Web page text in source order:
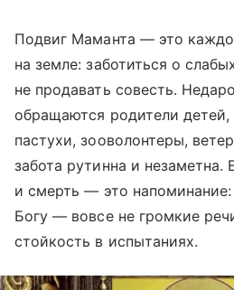
Подвиг Маманта — это
на земле: заботиться о
не продавать совесть.
обращаются родители
пастухи, зооволонтеры,
забота рутинна и незаметна.
и смерть — это напоминание:
Богу — вовсе не громкие
стойкость в испытаниях.